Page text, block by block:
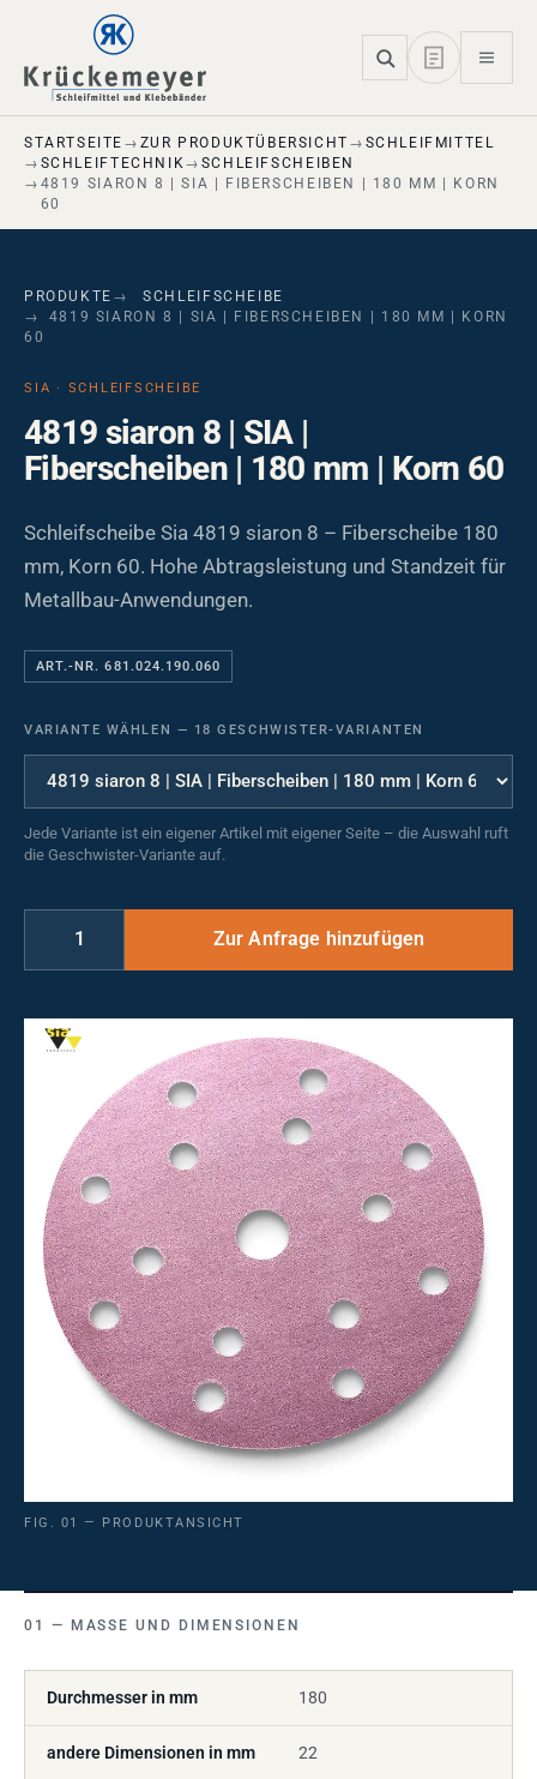
Skip to main navigation
Skip to main content
Skip to page footer
STARTSEITE ZUR PRODUKTÜBERSICHT
SCHLEIFMITTEL
SCHLEIFTECHNIK
SCHLEIFSCHEIBEN
4819 SIARON 8 | SIA | FIBERSCHEIBEN | 180 MM | KORN
60
PRODUKTE
SCHLEIFSCHEIBE
4819 SIARON 8 | SIA | FIBERSCHEIBEN | 180 MM | KORN
60
SIA · SCHLEIFSCHEIBE
4819 siaron 8 | SIA |
Fiberscheiben | 180 mm | Korn 60
Schleifscheibe Sia 4819 siaron 8 – Fiberscheibe 180
mm, Korn 60. Hohe Abtragsleistung und Standzeit für
Metallbau-Anwendungen.
ART.-NR. 681.024.190.060
VARIANTE WÄHLEN — 18 GESCHWISTER-VARIANTEN
Jede Variante ist ein eigener Artikel mit eigener Seite – die Auswahl ruft
die Geschwister-Variante auf.
FIG. 01 — PRODUKTANSICHT
MASSE UND DIMENSIONEN
Durchmesser in mm 180
andere Dimensionen in mm 22